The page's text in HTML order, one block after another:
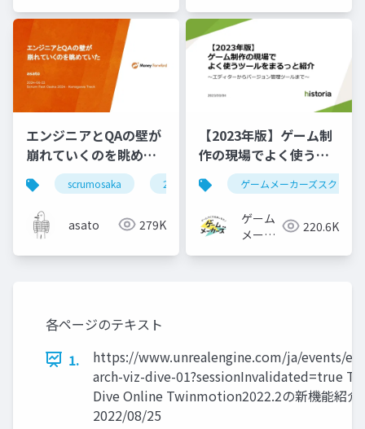
ャパン
エンジニアとQAの壁が
崩れていくのを眺めて
いた #scrumosaka
scrumosaka 2024 scrum agile
asato 279K
【2023年版】ゲーム制
作の現場でよく使うツ
ールをまるっと紹介
ゲームメーカーズスクラン
ゲーム
メーカ
220.6K
各ページのテキスト
1.
https://www.unrealengine.com/ja/events/
arch-viz-dive-01?sessionInvalidated=true
Dive Online Twinmotion2022.2の新機能紹介
2022/08/25